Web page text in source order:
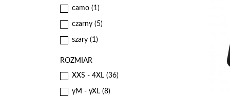
camo (1)
czarny (5)
szary (1)
ROZMIAR
XXS - 4XL (36)
yM - yXL (8)